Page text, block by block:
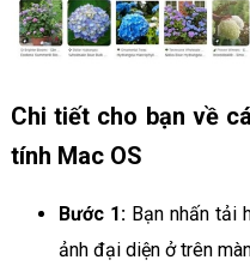
Chi tiết cho bạn về
tính Mac OS
Bước 1:Bạn nhấn tải
ảnh đại diện ở trên